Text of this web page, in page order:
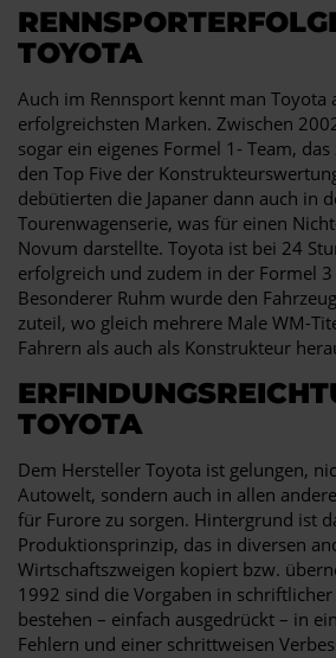
TOYOTA
Auch im Rennsport kennt man Toyota
erfolgreichsten Marken. Zwischen
sogar ein eigenes Formel 1- Team,
den Top Five der
debütierten die Japaner dann auch in
Tourenwagenserie, was für einen
Novum darstellte. Toyota ist bei 24
erfolgreich und zudem in der Formel
Besonderer Ruhm wurde den
zuteil, wo gleich mehrere Male WM-
Fahrern als auch als Konstrukteur
TOYOTA
Dem Hersteller Toyota ist gelungen,
Autowelt, sondern auch in allen
für Furore zu sorgen. Hintergrund ist
Produktionsprinzip, das in diversen
Wirtschaftszweigen kopiert bzw.
1992 sind die Vorgaben in
bestehen – einfach ausgedrückt – in
Fehlern und einer schrittweisen